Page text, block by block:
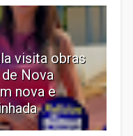
visita obras
Nova
nova e